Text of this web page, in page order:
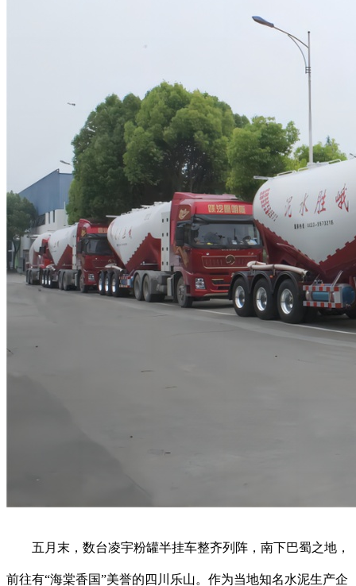
五月末，数台凌宇粉罐半挂车整齐列阵，南下巴蜀之地，
前往有“海棠香国”美誉的四川乐山。作为当地知名水泥生产企